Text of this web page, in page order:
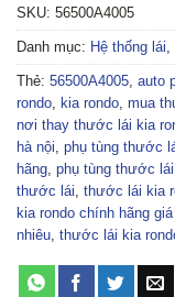
SKU: 56500A4005
Danh mục: Hệ thống lái
Thẻ: 56500A4005 auto
rondo kia rondo mua
nơi thay thước lái kia
hà nội phụ tùng thước
hãng phụ tùng thước
thước lái thước lái kia
kia rondo chính hãng
nhiêu thước lái kia